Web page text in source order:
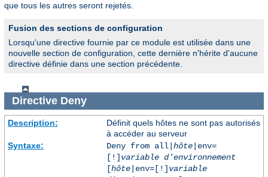
que tous les autres seront rejetés.
Fusion des sections de configuration
Lorsqu'une directive fournie par ce module est utilisée dans une
nouvelle section de configuration, cette dernière n'hérite d'aucune
directive définie dans une section précédente.
Directive Deny
Description:
Définit quels hôtes ne sont pas autorisés
à accéder au serveur
Syntaxe:
Deny from all|hôte|env=
[!]variable d'environnement
[hôte|env=[!]variable